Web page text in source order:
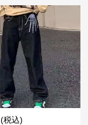
(税込)